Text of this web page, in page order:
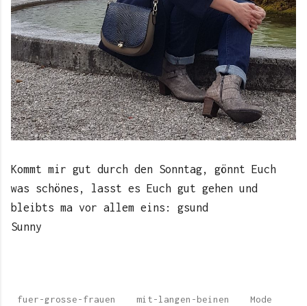
Kommt mir gut durch den Sonntag, gönnt Euch
was schönes, lasst es Euch gut gehen und
bleibts ma vor allem eins: gsund
Sunny
fuer-grosse-frauen mit-langen-beinen Mode